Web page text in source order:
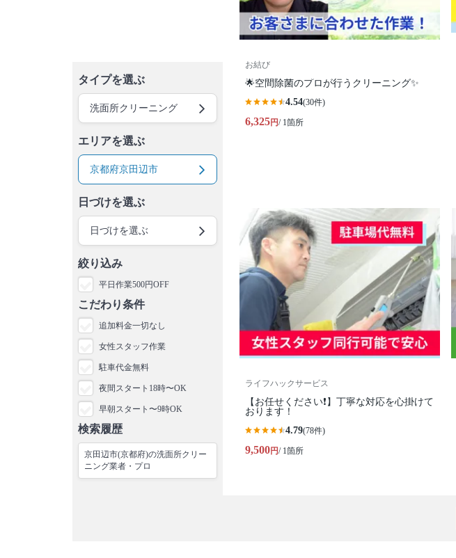
タイプを選ぶ
洗面所クリーニング
エリアを選ぶ
京都府京田辺市
日づけを選ぶ
日づけを選ぶ
絞り込み
平日作業500円OFF
こだわり条件
追加料金一切なし
女性スタッフ作業
駐車代金無料
夜間スタート18時〜OK
早朝スタート〜9時OK
検索履歴
京田辺市(京都府)の洗面所クリー
ニング業者・プロ
お結び
🌟空間除菌のプロが行うクリーニング✨
4.54(30件)
6,325円/ 1箇所
ライフハックサービス
【お任せください❗️】丁寧な対応を心掛けて
おります！
4.79(78件)
9,500円/ 1箇所